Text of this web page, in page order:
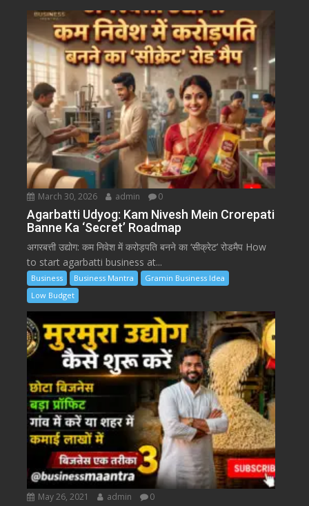
March 30, 2026 admin 0
Agarbatti Udyog: Kam Nivesh Mein Crorepati
Banne Ka ‘Secret’ Roadmap
अगरबत्ती उद्योग: कम निवेश में करोड़पति बनने का ‘सीक्रेट’ रोडमैप How
to start agarbatti business at...
Business Business Mantra
Gramin Business Idea
Low Budget
May 26, 2021 admin 0